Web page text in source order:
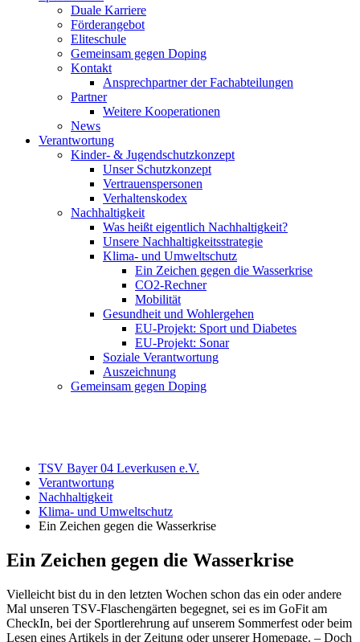
Duale Karriere
Förderangebot
Eliteschule
Gemeinsam gegen Doping
Kontakt
Ansprechpartner der Fachabteilungen
Partner
Weitere Kooperationen
News
Verantwortung
Kinder- & Jugendschutzkonzept
Unser Schutzkonzept
Vertrauenspersonen
Verhaltenskodex
Nachhaltigkeit
Was heißt eigentlich Nachhaltigkeit?
Unsere Nachhaltigkeitsstrategie
Klima- und Umweltschutz
Ein Zeichen gegen die Wasserkrise
CO2-Rechner
Mobilität
Gesundheit und Wohlergehen
EU-Projekt: Sport und Diabetes
EU-Projekt: Sonar
Soziale Verantwortung
Auszeichnung
Gemeinsam gegen Doping
TSV Bayer 04 Leverkusen e.V.
Verantwortung
Nachhaltigkeit
Klima- und Umweltschutz
Ein Zeichen gegen die Wasserkrise
Ein Zeichen gegen die Wasserkrise
Vielleicht bist du in den letzten Wochen schon das ein oder andere
Mal unseren TSV-Flaschengärten begegnet, sei es im GoFit am
CheckIn, bei der Sportlerehrung auf unserem Sommerfest oder beim
Lesen eines Artikels in der Zeitung oder unserer Homepage. – Doch